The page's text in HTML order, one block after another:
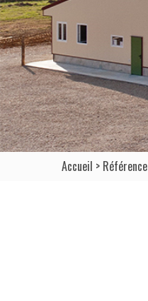
Accueil > Référence